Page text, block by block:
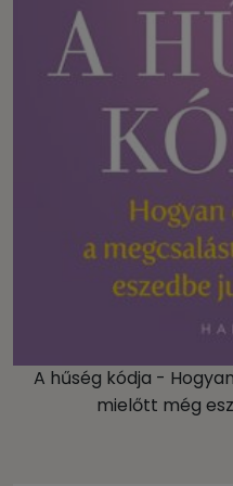
A hűség kódja -
mielőtt még